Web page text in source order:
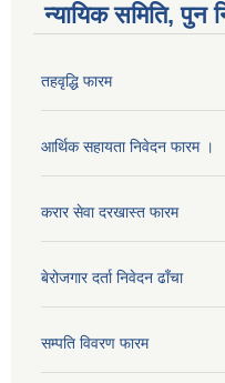
न्यायिक समिति, पुन
तहवृद्धि फारम
आर्थिक सहायता निवेदन फारम ।
करार सेवा दरखास्त फारम
बेरोजगार दर्ता निवेदन ढाँचा
सम्पति विवरण फारम